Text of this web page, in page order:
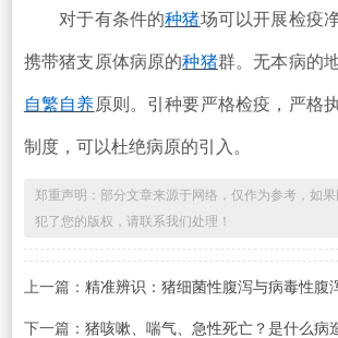
对于有条件的种猪场可以开展检疫
携带猪支原体病原的种猪群。无本病的
自繁自养原则。引种要严格检疫，严格
制度，可以杜绝病原的引入。
郑重声明：部分文章来源于网络，仅作为参考，如
犯了您的版权，请联系我们处理！
上一篇： 精准辨识：猪细菌性腹泻与病毒性腹
下一篇： 猪咳嗽、喘气、急性死亡？是什么病